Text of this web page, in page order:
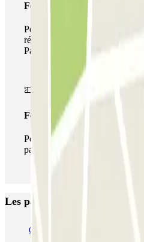
Forfait de stationnement
Pendant votre séjour, vous
réseau de parkings de cet
Parclick.
Forfait illimité
Pendant votre séjour, vous
parking aussi souvent que vous
Les parkings les mieux notés
Q-Park Nieuwendijk